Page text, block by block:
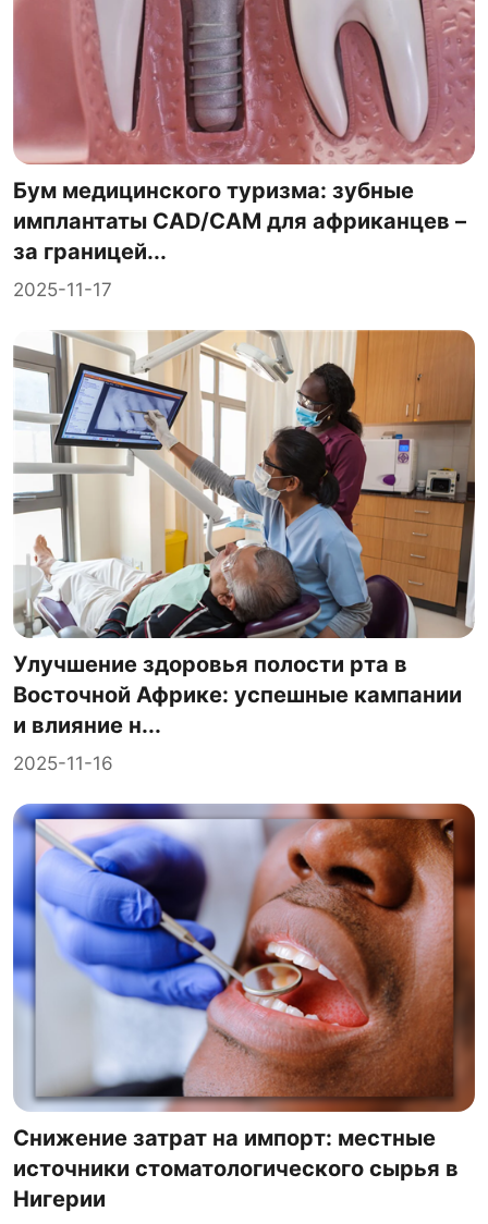
Бум медицинского туризма: зубные
имплантаты CAD/CAM для африканцев –
за границей...
2025-11-17
Улучшение здоровья полости рта в
Восточной Африке: успешные кампании
и влияние н...
2025-11-16
Снижение затрат на импорт: местные
источники стоматологического сырья в
Нигерии